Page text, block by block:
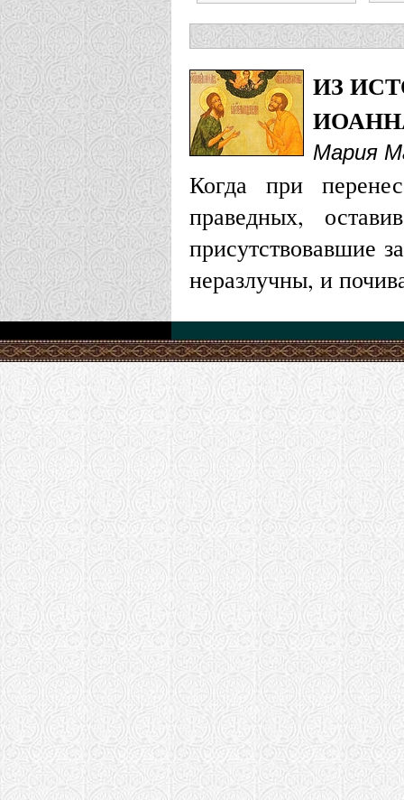
ИЗ
Мария
Когда при
праведных,
присутствовавшие
неразлучны, и